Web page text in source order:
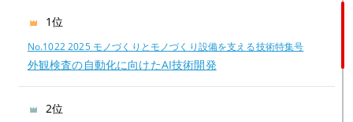
1位
No.1022 2025 モノづくりとモノづくり設備を支える技術特集号
外観検査の自動化に向けたAI技術開発
2位